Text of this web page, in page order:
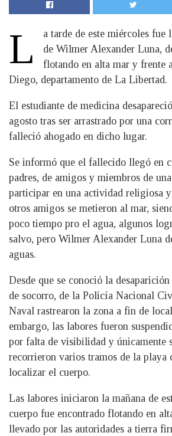
L
a tarde de este miércoles fue
de Wilmer Alexander Luna,
flotando en alta mar y frente
Diego, departamento de La Libertad.
El estudiante de medicina
agosto tras ser arrastrado por una
falleció ahogado en dicho lugar.
Se informó que el fallecido llegó en
padres, de amigos y miembros de
participar en una actividad religiosa
otros amigos se metieron al mar,
poco tiempo pro el agua, algunos
salvo, pero Wilmer Alexander Luna
aguas.
Desde que se conoció la
de socorro, de la Policía Nacional
Naval rastrearon la zona a fin de
embargo, las labores fueron
por falta de visibilidad y únicamente
recorrieron varios tramos de la playa
localizar el cuerpo.
Las labores iniciaron la mañana de
cuerpo fue encontrado flotando en
llevado por las autoridades a tierra